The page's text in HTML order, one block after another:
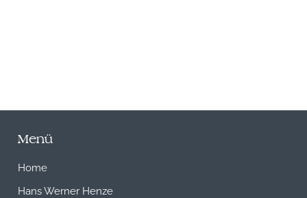
Menü
Home
Hans Werner Henze